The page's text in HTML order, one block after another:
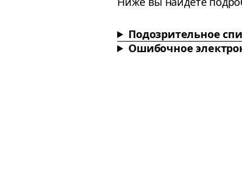
Подозрительное
Ошибочное